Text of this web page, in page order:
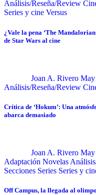
Análisis/Reseña/Review
Series y cine Versus
¿Vale la pena ‘The
de Star Wars al cine
Joan A. Rivero May
Análisis/Reseña/Review
Crítica de ‘Hokum’: Una
abarca demasiado
Joan A. Rivero May
Adaptación Novelas
Secciones Series Series y
Off Campus, la llegada al